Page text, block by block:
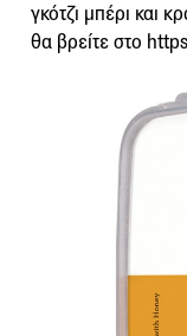
γκότζι μπέρι και
θα βρείτε στο